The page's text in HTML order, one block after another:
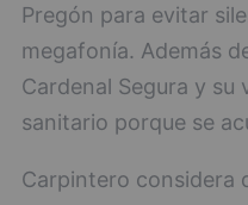
Pregón para evitar
megafonía. Además
Cardenal Segura y su
sanitario porque se
Carpintero considera